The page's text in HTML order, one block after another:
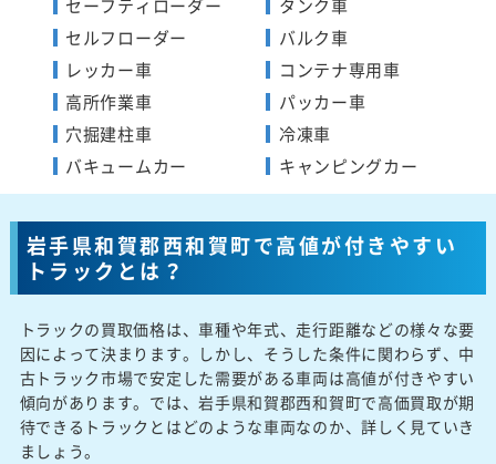
セーフティローダー
セルフローダー
レッカー車
高所作業車
穴掘建柱車
バキュームカー
タンク車
バルク車
コンテナ専用車
パッカー車
冷凍車
キャンピングカー
岩手県和賀郡西和賀町で高値が付きやすい
トラックとは？
トラックの買取価格は、車種や年式、走行距離などの様々な要
因によって決まります。しかし、そうした条件に関わらず、中
古トラック市場で安定した需要がある車両は高値が付きやすい
傾向があります。では、岩手県和賀郡西和賀町で高価買取が期
待できるトラックとはどのような車両なのか、詳しく見ていき
ましょう。